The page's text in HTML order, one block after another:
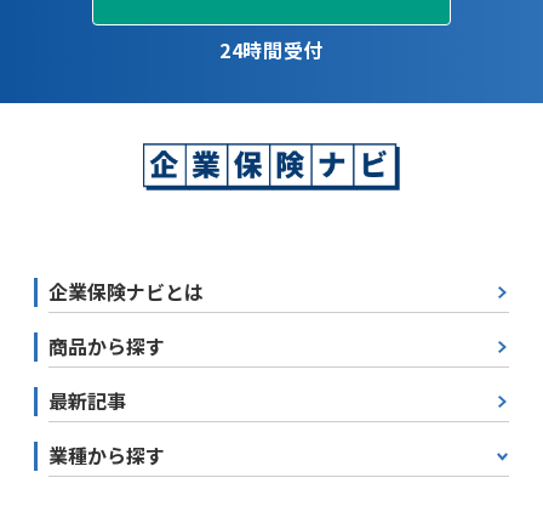
24時間受付
企業保険ナビとは
商品から探す
最新記事
業種から探す